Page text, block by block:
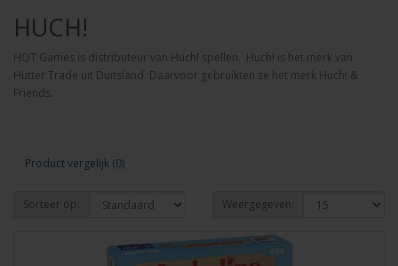
HUCH!
HOT Games is distributeur van Huch! spellen. Huch! is het merk van
Hütter Trade uit Duitsland. Daarvoor gebruikten ze het merk Huch! &
Friends.
Product vergelijk (0)
Sorteer op: Weergegeven: